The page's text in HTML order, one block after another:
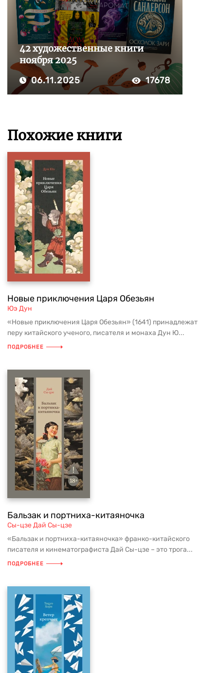
42 художественные книги
ноября 2025
06.11.2025 17678
Похожие книги
Новые приключения Царя Обезьян
Юэ Дун
«Новые приключения Царя Обезьян» (1641) принадлежат
перу китайского ученого, писателя и монаха Дун Ю...
ПОДРОБНЕЕ
Бальзак и портниха-китаяночка
Сы-цзе Дай Сы-цзе
«Бальзак и портниха-китаяночка» франко-китайского
писателя и кинематографиста Дай Сы-цзе – это трога...
ПОДРОБНЕЕ